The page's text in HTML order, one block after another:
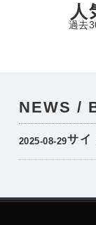
人
過去
NEWS /
2025-08-29サイ